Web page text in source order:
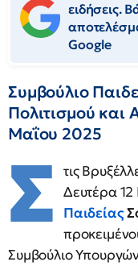
ειδήσεις.
Google
Συμβούλιο
Πολιτισμού και
Μαΐου 2025
Σ τις
Δευτέρα
Παιδείας
Συμβούλιο